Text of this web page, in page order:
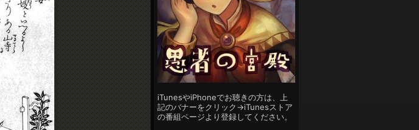
iTunesやiPhoneでお聴きの方は、上
記のバナーをクリック→iTunesストア
の番組ページより登録してください。